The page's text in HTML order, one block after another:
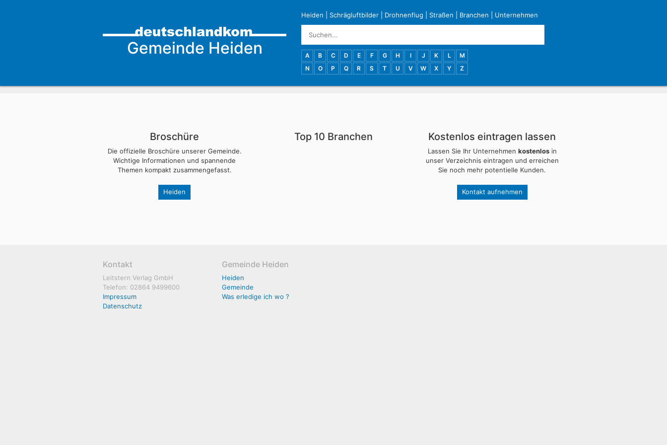
Gemeinde Heiden
Heiden Schrägluftbilder Drohnenflug Straßen Branchen Unternehmen
A B C D E F G H I J K L
M
N
O P Q R S T U V W X Y Z
Broschüre
Die offizielle Broschüre unserer Gemeinde.
Wichtige Informationen und spannende
Themen kompakt zusammengefasst.
Heiden
Top 10 Branchen Kostenlos eintragen lassen
Lassen Sie Ihr Unternehmen kostenlosin
unser Verzeichnis eintragen und erreichen
Sie noch mehr potentielle Kunden.
Kontakt aufnehmen
Kontakt
Leitstern Verlag GmbH
Telefon: 02864 9499600
Impressum
Datenschutz
Gemeinde Heiden
Heiden
Gemeinde
Was erledige ich wo ?